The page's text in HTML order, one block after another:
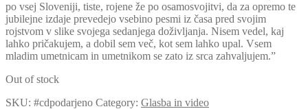
po vsej Sloveniji, tiste, rojene že po osamosvojitvi, da za opremo te
jubilejne izdaje prevedejo vsebino pesmi iz časa pred svojim
rojstvom v slike svojega sedanjega doživljanja. Nisem vedel, kaj
lahko pričakujem, a dobil sem več, kot sem lahko upal. Vsem
mladim umetnicam in umetnikom se zato iz srca zahvaljujem.”
Out of stock
SKU: #cdpodarjeno Category: Glasba in video